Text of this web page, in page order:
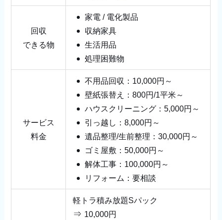
回収
できる物
家電 / 電化製品
収納家具
生活用品
処理困難物
サービス
料金
不用品回収：10,000円～
壁紙張替え：800円/1平米～
ハウスクリーニング：5,000円～
引っ越し：8,000円～
遺品整理/生前整理：30,000円～
ゴミ屋敷：50,000円～
解体工事：100,000円～
リフォーム：要相談
軽トラ積み放題Sパック
⇒ 10,000円